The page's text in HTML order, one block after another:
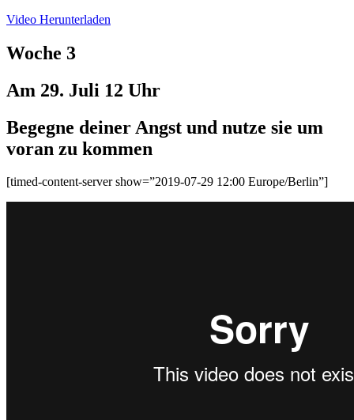
Video Herunterladen
Woche 3
Am 29. Juli 12 Uhr
Begegne deiner Angst und nutze sie um
voran zu kommen
[timed-content-server show=”2019-07-29 12:00 Europe/Berlin”]